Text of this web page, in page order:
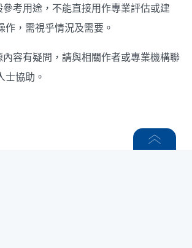
考用途，不能直接用作專業評估或建
作，需視乎情況及需要。
容有疑問，請與相關作者或專業機構聯
士協助。